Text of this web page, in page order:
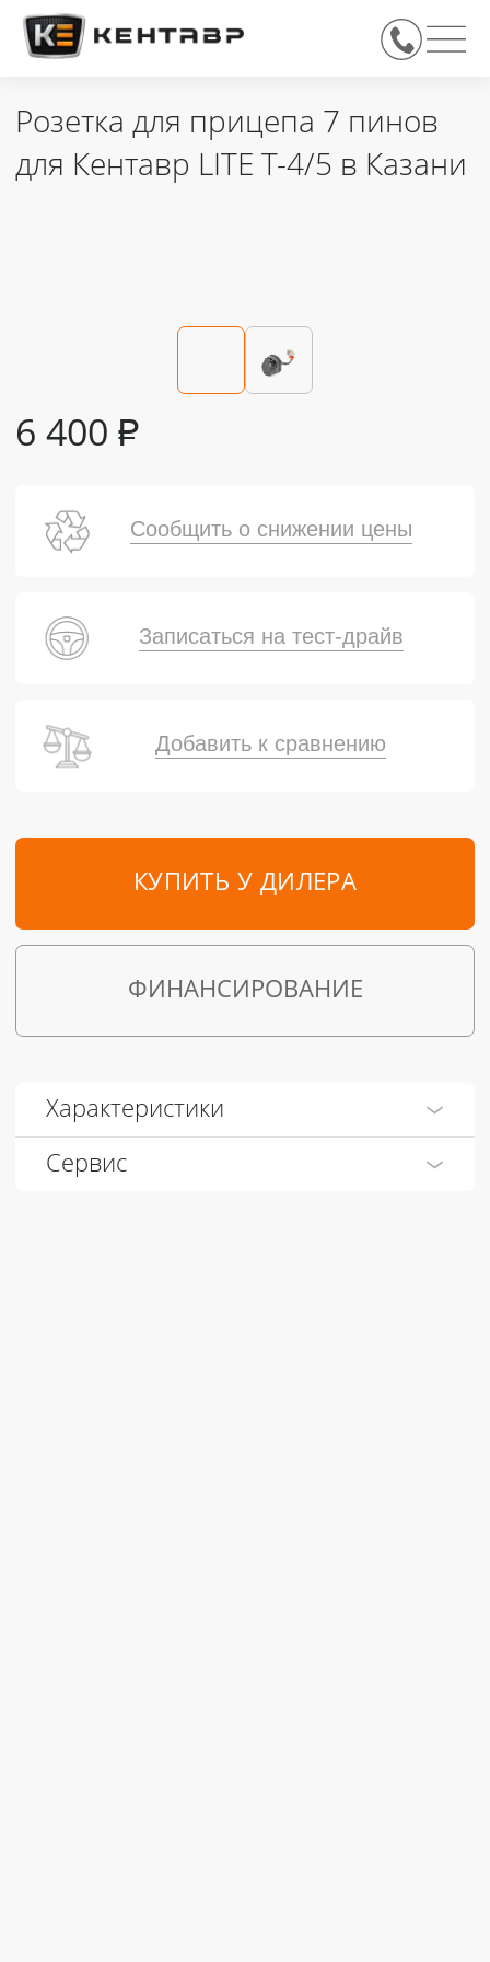
Розетка для прицепа 7 пинов
для Кентавр LITE T-4/5 в Казани
6 400 ₽
КУПИТЬ У ДИЛЕРА
Добавить к сравнению
ФИНАНСИРОВАНИЕ
Сообщить о снижении цены
Записаться на тест-драйв
Характеристики
Сервис